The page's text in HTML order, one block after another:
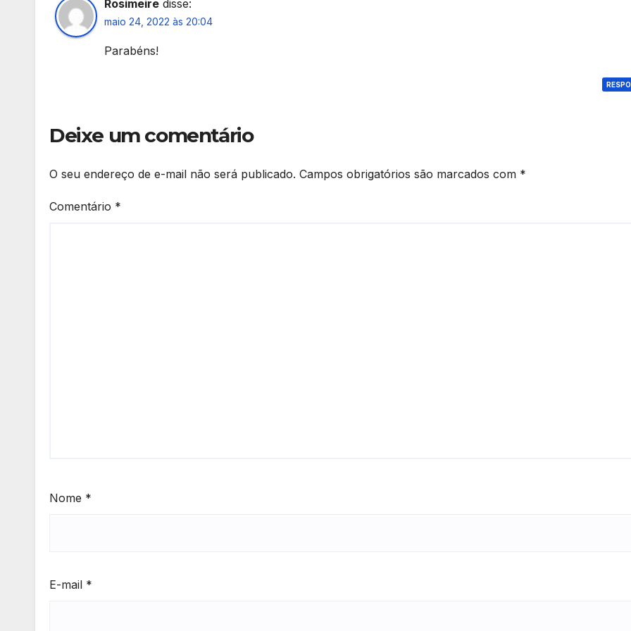
Rosimeire disse:
maio 24, 2022 às 20:04
Parabéns!
Deixe um comentário
O seu endereço de e-mail não será publicado. Campos obrigatórios são marcados com *
Comentário *
Nome *
E-mail *